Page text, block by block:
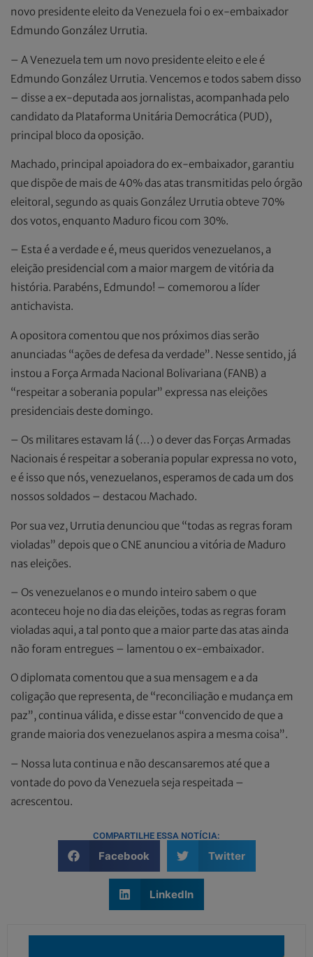
novo presidente eleito da Venezuela foi o ex-embaixador
Edmundo González Urrutia.
– A Venezuela tem um novo presidente eleito e ele é
Edmundo González Urrutia. Vencemos e todos sabem disso
– disse a ex-deputada aos jornalistas, acompanhada pelo
candidato da Plataforma Unitária Democrática (PUD),
principal bloco da oposição.
Machado, principal apoiadora do ex-embaixador, garantiu
que dispõe de mais de 40% das atas transmitidas pelo órgão
eleitoral, segundo as quais González Urrutia obteve 70%
dos votos, enquanto Maduro ficou com 30%.
– Esta é a verdade e é, meus queridos venezuelanos, a
eleição presidencial com a maior margem de vitória da
história. Parabéns, Edmundo! – comemorou a líder
antichavista.
A opositora comentou que nos próximos dias serão
anunciadas “ações de defesa da verdade”. Nesse sentido, já
instou a Força Armada Nacional Bolivariana (FANB) a
“respeitar a soberania popular” expressa nas eleições
presidenciais deste domingo.
– Os militares estavam lá (…) o dever das Forças Armadas
Nacionais é respeitar a soberania popular expressa no voto,
e é isso que nós, venezuelanos, esperamos de cada um dos
nossos soldados – destacou Machado.
Por sua vez, Urrutia denunciou que “todas as regras foram
violadas” depois que o CNE anunciou a vitória de Maduro
nas eleições.
– Os venezuelanos e o mundo inteiro sabem o que
aconteceu hoje no dia das eleições, todas as regras foram
violadas aqui, a tal ponto que a maior parte das atas ainda
não foram entregues – lamentou o ex-embaixador.
O diplomata comentou que a sua mensagem e a da
coligação que representa, de “reconciliação e mudança em
paz”, continua válida, e disse estar “convencido de que a
grande maioria dos venezuelanos aspira a mesma coisa”.
– Nossa luta continua e não descansaremos até que a
vontade do povo da Venezuela seja respeitada –
acrescentou.
COMPARTILHE ESSA NOTÍCIA:
Facebook Twitter
LinkedIn